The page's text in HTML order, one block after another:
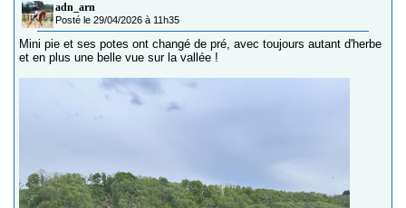
adn_arn
Posté le 29/04/2026 à 11h35
Mini pie et ses potes ont changé de pré, avec toujours autant d'herbe
et en plus une belle vue sur la vallée !